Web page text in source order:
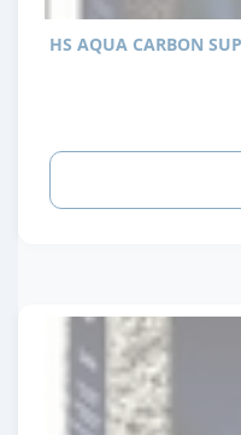
HS AQUA CARBON